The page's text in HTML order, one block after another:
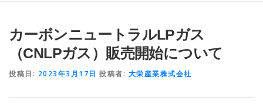
リフォーム 大栄産業について ニュース
カーボンニュートラルLPガス
（CNLPガス）販売開始について
投稿日: 2023年3月17日 投稿者: 大栄産業株式会社